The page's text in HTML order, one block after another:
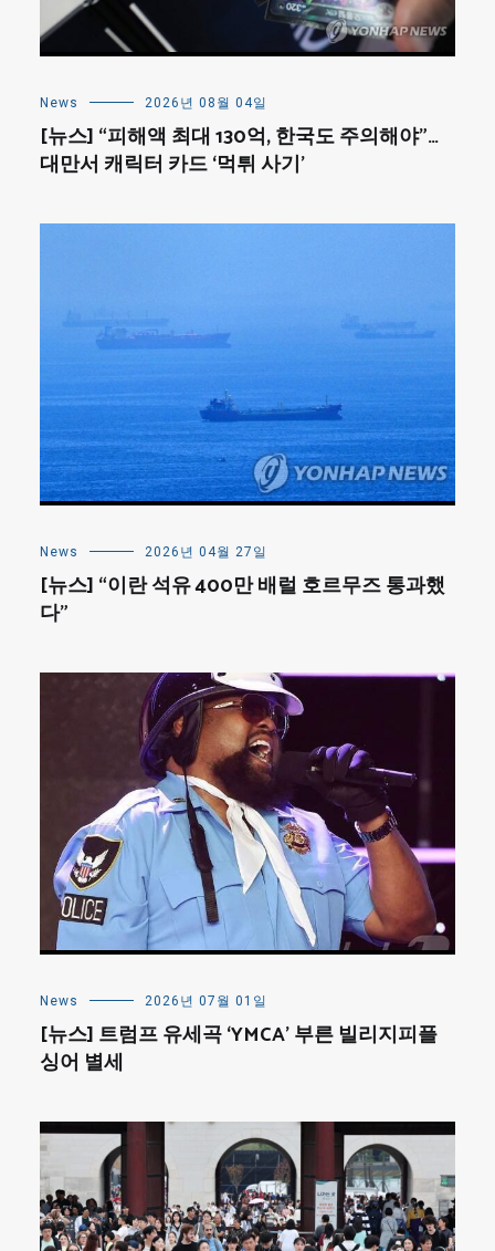
News 2026년 08월 04일
[뉴스] “피해액 최대 130억, 한국도 주의해야”…
대만서 캐릭터 카드 ‘먹튀 사기’
News 2026년 04월 27일
[뉴스] “이란 석유 400만 배럴 호르무즈 통과했
다”
News 2026년 07월 01일
[뉴스] 트럼프 유세곡 ‘YMCA’ 부른 빌리지피플
싱어 별세